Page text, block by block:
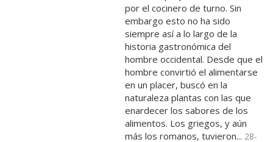
por el cocinero de turno. Sin
embargo esto no ha sido
siempre así a lo largo de la
historia gastronómica del
hombre occidental. Desde que el
hombre convirtió el alimentarse
en un placer, buscó en la
naturaleza plantas con las que
enardecer los sabores de los
alimentos. Los griegos, y aún
más los romanos, tuvieron... 28-